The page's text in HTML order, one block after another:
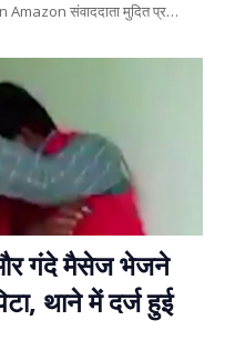
Amazon संवाददाता मुदित प्र…
गंदे मैसेज भेजने
थाने में दर्ज हुई